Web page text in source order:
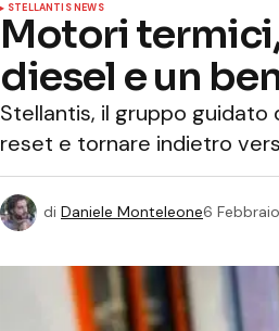
STELLANTIS NEWS
Motori
diesel e un
Stellantis, il gruppo guidato
reset e tornare indietro
di Daniele Monteleone6